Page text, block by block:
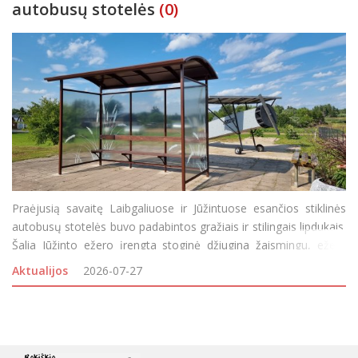
autobusų stotelės (0)
Praėjusią savaitę Laibgaliuose ir Jūžintuose esančios stiklinės
autobusų stotelės buvo padabintos gražiais ir stilingais lipdukais.
Šalia Jūžinto ežero įrengta stoginė džiugina žaismingu, ežerą
atvaizduojančiu piešiniu: nendrėmis ir vandens lelijų lapais, o
Laibgaliuose stiklines stot
Aktualijos 2026-07-27